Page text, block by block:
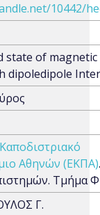
10442/
state of magnetic
dipoledipole
Αθηνών (ΕΚΠΑ)
Τμήμα
Γ.